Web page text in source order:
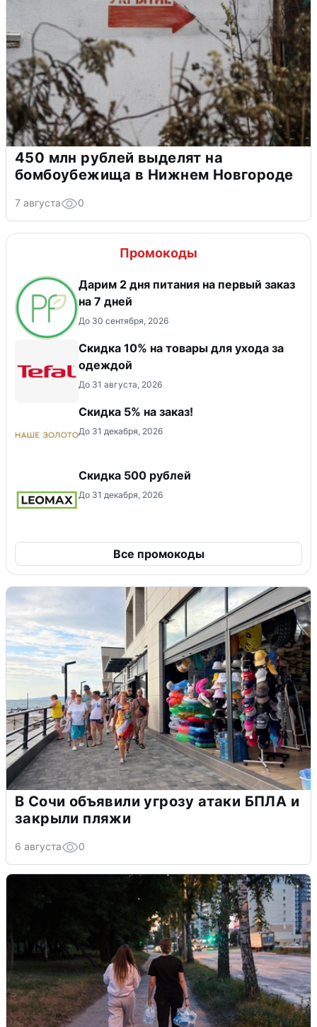
450 млн рублей выделят на
бомбоубежища в Нижнем Новгороде
7 августа 0
Промокоды
Дарим 2 дня питания на первый заказ
на 7 дней
До 30 сентября, 2026
Скидка 10% на товары для ухода за
одеждой
До 31 августа, 2026
Скидка 5% на заказ!
До 31 декабря, 2026
Скидка 500 рублей
До 31 декабря, 2026
Все промокоды
В Сочи объявили угрозу атаки БПЛА и
закрыли пляжи
6 августа 0